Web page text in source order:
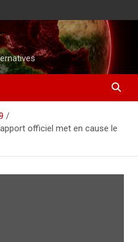
officiel met en cause le